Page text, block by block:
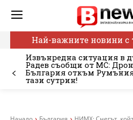
Най-важните новини с
Извънредна ситуация в
Радев съобщи от МС: Дрон
България откъм
тази сутрин!